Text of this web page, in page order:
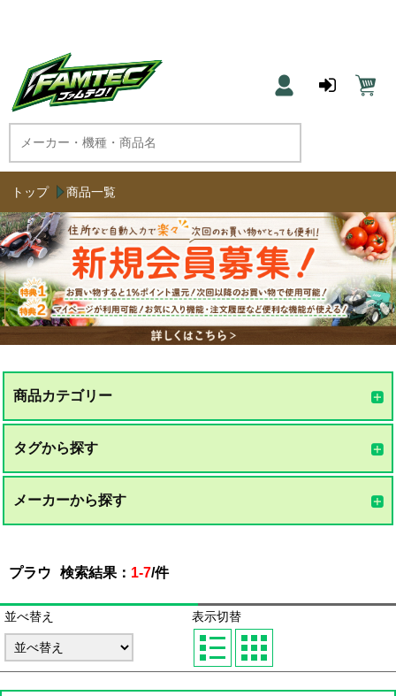
トップ 商品一覧
商品カテゴリー
タグから探す
メーカーから探す
プラウ 検索結果： 1-7/件
並べ替え 表示切替